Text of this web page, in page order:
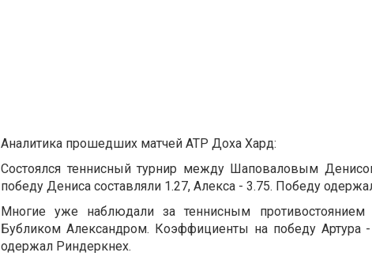
Аналитика прошедших матчей АТР Доха Хард:
Состоялся теннисный турнир между Шаповаловым
победу Дениса составляли 1.27, Алекса - 3.75. Победу
Многие уже наблюдали за теннисным
Бубликом Александром. Коэффициенты на победу Артура
одержал Риндеркнех.